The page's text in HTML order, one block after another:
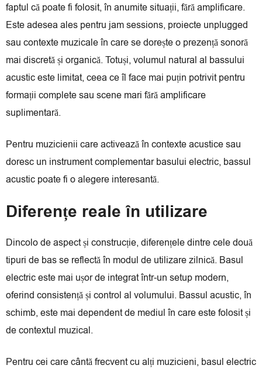
faptul că poate fi folosit, în anumite situații, fără amplificare.
Este adesea ales pentru jam sessions, proiecte unplugged
sau contexte muzicale în care se dorește o prezență sonoră
mai discretă și organică. Totuși, volumul natural al bassului
acustic este limitat, ceea ce îl face mai puțin potrivit pentru
formații complete sau scene mari fără amplificare
suplimentară.
Pentru muzicienii care activează în contexte acustice sau
doresc un instrument complementar basului electric, bassul
acustic poate fi o alegere interesantă.
Diferențe reale în utilizare
Dincolo de aspect și construcție, diferențele dintre cele două
tipuri de bas se reflectă în modul de utilizare zilnică. Basul
electric este mai ușor de integrat într-un setup modern,
oferind consistență și control al volumului. Bassul acustic, în
schimb, este mai dependent de mediul în care este folosit și
de contextul muzical.
Pentru cei care cântă frecvent cu alți muzicieni, basul electric